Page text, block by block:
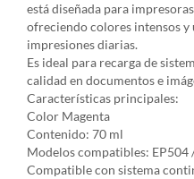
está diseñada para
ofreciendo colores intensos
impresiones diarias.
Es ideal para recarga de
calidad en documentos e
Características principales:
Color Magenta
Contenido: 70 ml
Modelos compatibles: EP504
Compatible con sistema